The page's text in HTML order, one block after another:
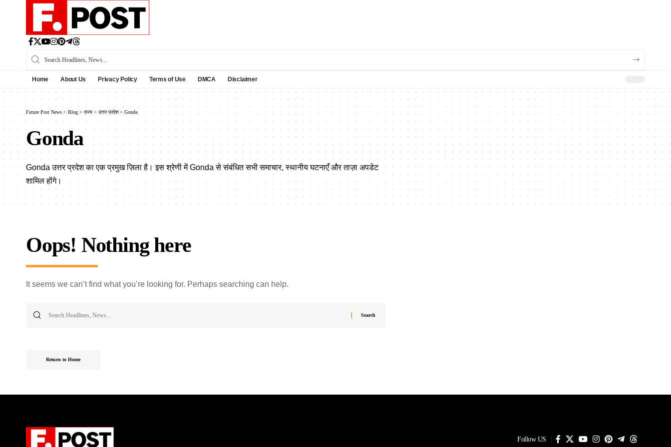
Home About Us Privacy Policy Terms of Use DMCA Disclaimer
Future Post News > Blog > राज्य > उत्तर प्रदेश> Gonda
Gonda
Gonda उत्तर प्रदेश का एक प्रमुख ज़िला है। इस श्रेणी में Gonda से संबंधित सभी समाचार, स्थानीय घटनाएँ और ताज़ा अपडेट
शामिल होंगे।
Oops! Nothing here
It seems we can’t find what you’re looking for. Perhaps searching can help.
Return to Home
Follow US